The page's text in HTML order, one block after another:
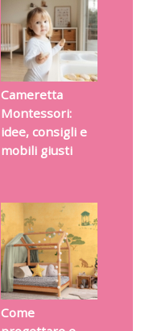
Cameretta
Montessori:
idee, consigli e
mobili giusti
Come